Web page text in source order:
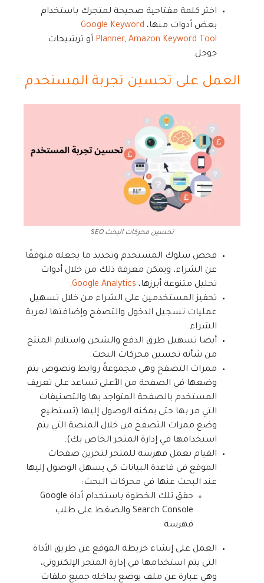
اختر كلمة مفتاحية صحيحة لمتجرك باستخدام
بعض أدوات منها، Google Keyword
Planner, Amazon Keyword Tool
أو ترشيحات
جوجل.
العمل على تحسين تجربة المستخدم
تحسين محركات البحث SEO
فحص سلوك المستخدم وتحديد ما يجعله متوقفًا
عن الشراء، ويمكن معرفة ذلك من خلال أدوات
تحليل متنوعة أبرزها، Google Analytics
.
تحفيز المستخدمين على الشراء من خلال تسهيل
عمليات تسجيل الدخول والتصفح وإضافتها لعربة
الشراء.
أيضا تسهيل طرق الدفع والشحن واستلام المنتج
من شأنه تحسين محركات البحث.
ممرات التصفح وهي مجموعةً روابط ونصوص يتم
وضعها في الصفحة من الأعلى تساعد على تعريف
المستخدم بالصفحة المتواجد بها والتصنيفات
التي مر بها حتى يمكنه الوصول إليها (تستطيع
وضع ممرات التصفح من خلال المنصة التي يتم
استخدامها في إدارة المتجر الخاص بك).
القيام بعمل فهرسة للمتجر لتخزين صفحات
الموقع في قاعدة البيانات كي يسهل الوصول إليها
عند البحث عنها في محركات البحث:
حقق تلك الخطوة باستخدام أداة Google
Search Console والضغط على طلب
فهرسة.
العمل على إنشاء خريطة الموقع عن طريق الأداة
التي يتم استخدامها في إدارة المتجر الإلكتروني،
وهي عبارة عن ملف يوضع بداخله جميع ملفات